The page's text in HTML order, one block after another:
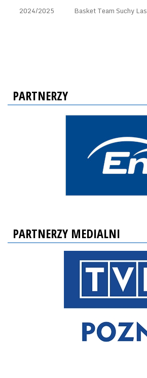
2024/2025
Basket Team Suchy Las
PARTNERZY
PARTNERZY MEDIALNI